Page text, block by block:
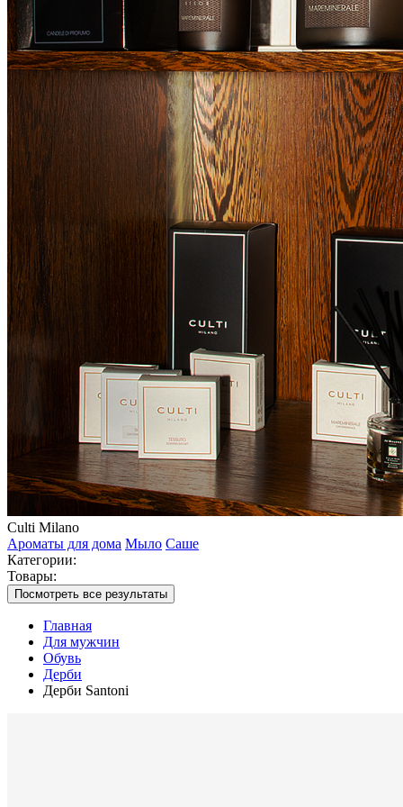
Culti Milano
Ароматы для дома Мыло Саше
Категории:
Товары:
Посмотреть все результаты
Главная
Для мужчин
Обувь
Дерби
Дерби Santoni